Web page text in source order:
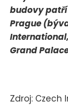
budovy patří
Prague
Grand
Zdroj: Czech